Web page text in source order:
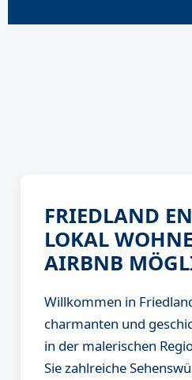
FRIEDLAND
LOKAL
AIRBNB
Willkommen in
charmanten und
in der malerischen
Sie zahlreiche